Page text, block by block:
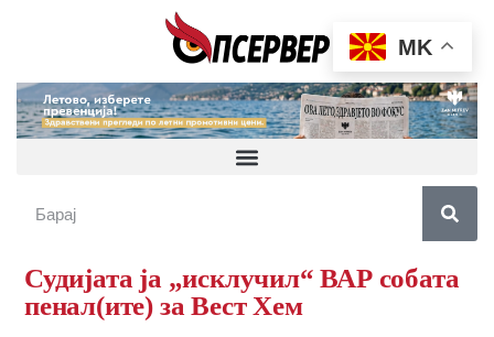
Судијата ја „исклучил“ ВАР собата
пенал(ите) за Вест Хем
MK